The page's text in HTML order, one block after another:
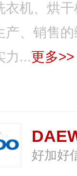
衣机、烘
产、销售
力...更多>>
好加好